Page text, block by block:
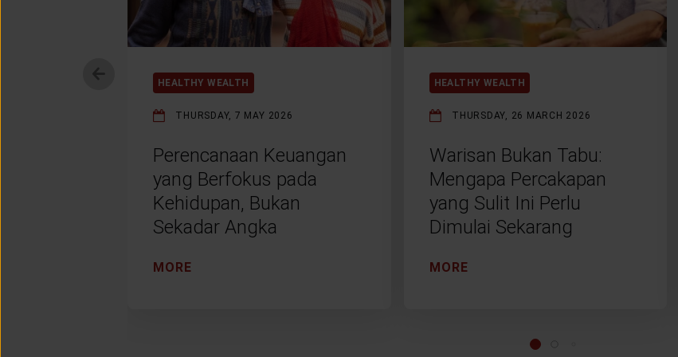
HEALTHY WEALTH
THURSDAY, 7 MAY 2026
Perencanaan Keuangan
yang Berfokus pada
Kehidupan, Bukan
Sekadar Angka
MORE
HEALTHY WEALTH
THURSDAY, 26 MARCH 2026
Warisan Bukan Tabu:
Mengapa Percakapan
yang Sulit Ini Perlu
Dimulai Sekarang
MORE